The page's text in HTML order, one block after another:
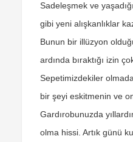
Sadeleşmek ve
gibi yeni alışkanlıklar
Bunun bir illüzyon
ardında bıraktığı izin
Sepetimizdekiler
bir şeyi eskitmenin ve
Gardırobunuzda
olma hissi. Artık günü